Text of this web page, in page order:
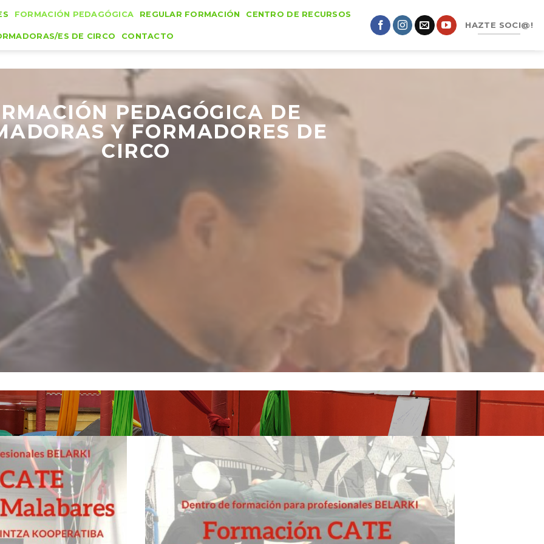
FORMACIÓN PEDAGÓGICA REGULAR FORMACIÓN CENTRO DE RECURSOS
ES DE CIRCO CONTACTO
HAZTE SOCI@!
PEDAGÓGICA DE
Y FORMADORES DE
CIRCO